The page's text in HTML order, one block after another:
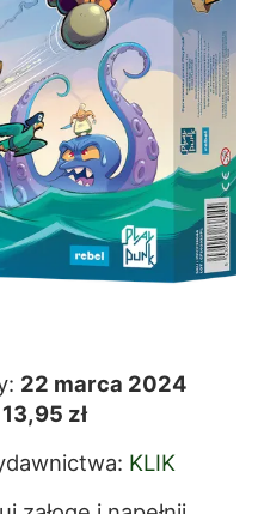
22 marca 2024
zł
KLIK